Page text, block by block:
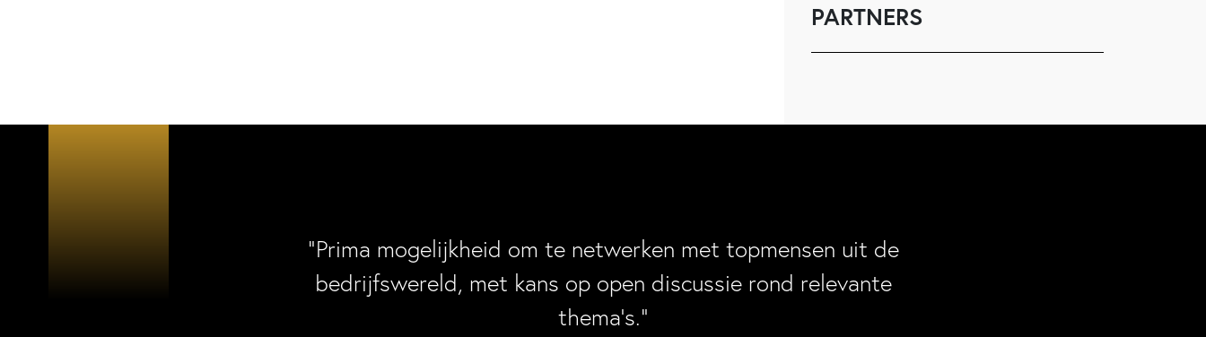
PARTNERS
“Prima mogelijkheid om te netwerken met topmensen uit de
bedrijfswereld, met kans op open discussie rond relevante
thema’s.”